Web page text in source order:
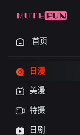
首页
日漫
美漫
特摄
日剧